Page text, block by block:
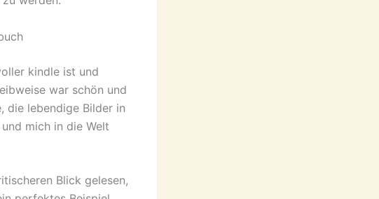
kindle ist und
war schön und
die lebendige Bilder in
mich in die Welt
Blick gelesen,